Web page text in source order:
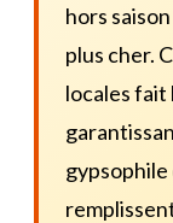
hors
plus cher.
locales fait
gypsophile